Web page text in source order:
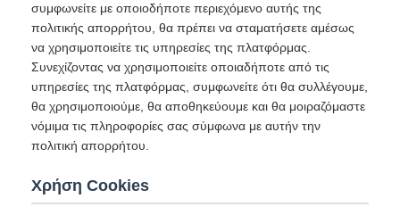
συμφωνείτε με οποιοδήποτε περιεχόμενο αυτής της
πολιτικής απορρήτου, θα πρέπει να σταματήσετε αμέσως
να χρησιμοποιείτε τις υπηρεσίες της πλατφόρμας.
Συνεχίζοντας να χρησιμοποιείτε οποιαδήποτε από τις
υπηρεσίες της πλατφόρμας, συμφωνείτε ότι θα συλλέγουμε,
θα χρησιμοποιούμε, θα αποθηκεύουμε και θα μοιραζόμαστε
νόμιμα τις πληροφορίες σας σύμφωνα με αυτήν την
πολιτική απορρήτου.
Χρήση Cookies